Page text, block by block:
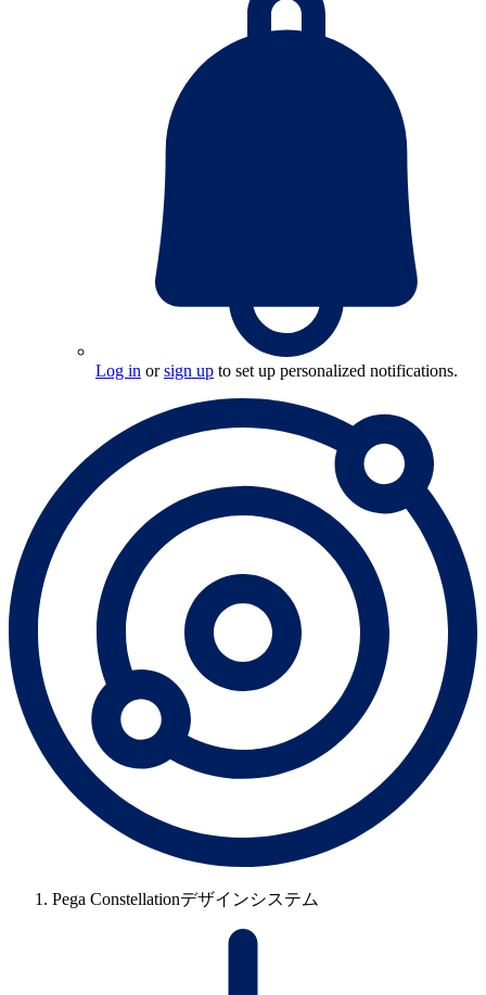
Log in orsign up to set up personalized notifications.
Pega Constellationデザインシステム